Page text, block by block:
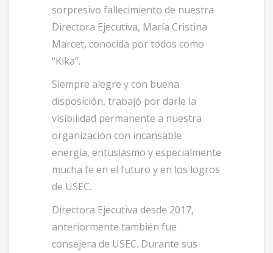
sorpresivo fallecimiento de nuestra
Directora Ejecutiva, María Cristina
Marcet, conocida por todos como
“Kika”.
Siempre alegre y con buena
disposición, trabajó por darle la
visibilidad permanente a nuestra
organización con incansable
energía, entusiasmo y especialmente
mucha fe en el futuro y en los logros
de USEC.
Directora Ejecutiva desde 2017,
anteriormente también fue
consejera de USEC. Durante sus